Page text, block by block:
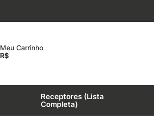
Meu Carrinho
R$
Receptores (Lista
Completa)